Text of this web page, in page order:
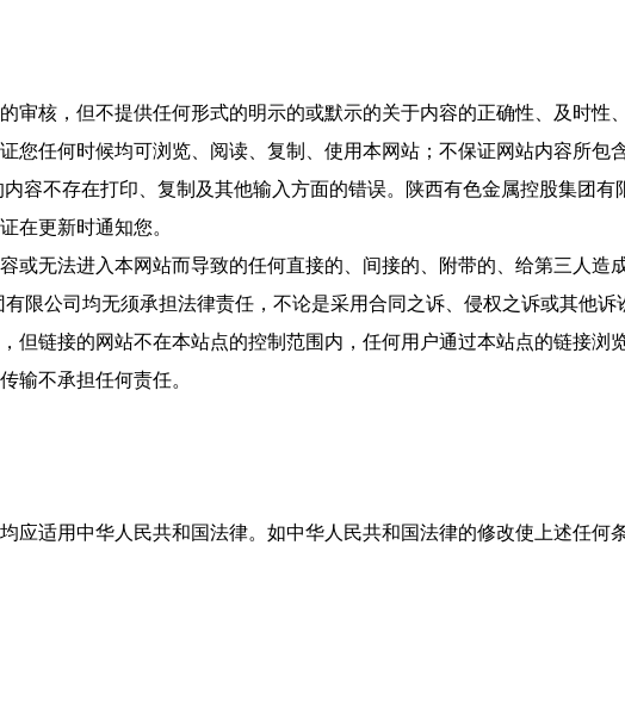
审核，但不提供任何形式的明示的或默示的关于内容的正确性、及时性
您任何时候均可浏览、阅读、复制、使用本网站；不保证网站内容所包
容不存在打印、复制及其他输入方面的错误。陕西有色金属控股集团
在更新时通知您。
或无法进入本网站而导致的任何直接的、间接的、附带的、给第三人造
限公司均无须承担法律责任，不论是采用合同之诉、侵权之诉或其他诉
但链接的网站不在本站点的控制范围内，任何用户通过本站点的链接浏
输不承担任何责任。
应适用中华人民共和国法律。如中华人民共和国法律的修改使上述任